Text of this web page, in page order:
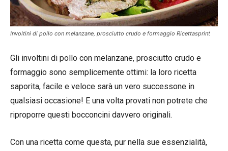
Involtini di pollo con melanzane, prosciutto crudo e formaggio Ricettasprint
Gli involtini di pollo con melanzane, prosciutto crudo e
formaggio sono semplicemente ottimi: la loro ricetta
saporita, facile e veloce sarà un vero successone in
qualsiasi occasione! E una volta provati non potrete che
riproporre questi bocconcini davvero originali.
Con una ricetta come questa, pur nella sue essenzialità,